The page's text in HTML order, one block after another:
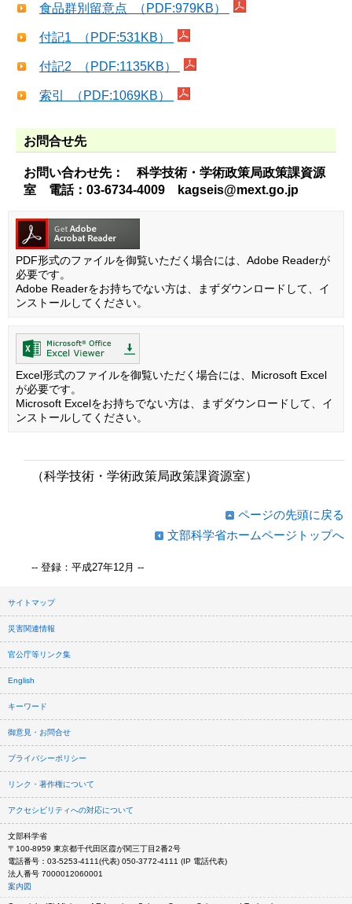
食品群別留意点 （PDF:979KB）
付記1 （PDF:531KB）
付記2 （PDF:1135KB）
索引 （PDF:1069KB）
お問合せ先
お問い合わせ先： 科学技術・学術政策局政策課資源
室 電話：03-6734-4009 kagseis@mext.go.jp
PDF形式のファイルを御覧いただく場合には、Adobe Readerが
必要です。
Adobe Readerをお持ちでない方は、まずダウンロードして、イ
ンストールしてください。
Excel形式のファイルを御覧いただく場合には、Microsoft Excel
が必要です。
Microsoft Excelをお持ちでない方は、まずダウンロードして、イ
ンストールしてください。
（科学技術・学術政策局政策課資源室）
ページの先頭に戻る
文部科学省ホームページトップへ
-- 登録：平成27年12月 --
サイトマップ
災害関連情報
官公庁等リンク集
English
キーワード
御意見・お問合せ
プライバシーポリシー
リンク・著作権について
アクセシビリティへの対応について
文部科学省
〒100-8959 東京都千代田区霞が関三丁目2番2号
電話番号：03-5253-4111(代表) 050-3772-4111 (IP 電話代表)
法人番号 7000012060001
案内図